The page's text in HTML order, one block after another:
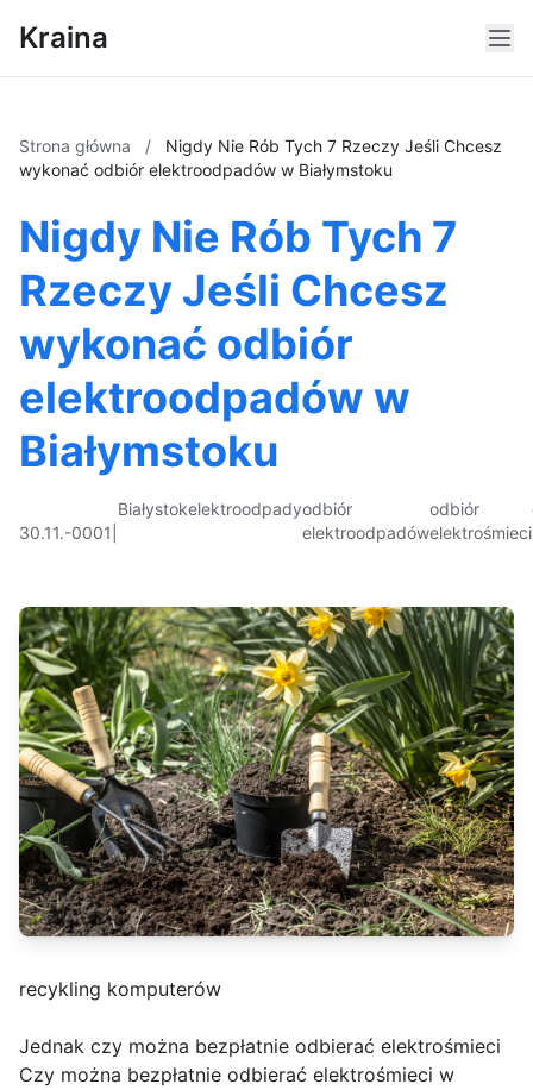
Kraina
Strona główna /
Nigdy Nie Rób Tych 7 Rzeczy Jeśli Chcesz
wykonać odbiór elektroodpadów w Białymstoku
Nigdy Nie Rób Tych 7
Rzeczy Jeśli Chcesz
wykonać odbiór
elektroodpadów w
Białymstoku
30.11.-0001
Białystokelektroodpadyodbiór
elektroodpadów
odbiór
elektrośmieci
recykling komputerów
Jednak czy można bezpłatnie odbierać elektrośmieci
Czy można bezpłatnie odbierać elektrośmieci w